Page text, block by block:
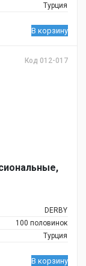
Турция
В корзину
Код 012-017
DERBY
100 половинок
Турция
В корзину